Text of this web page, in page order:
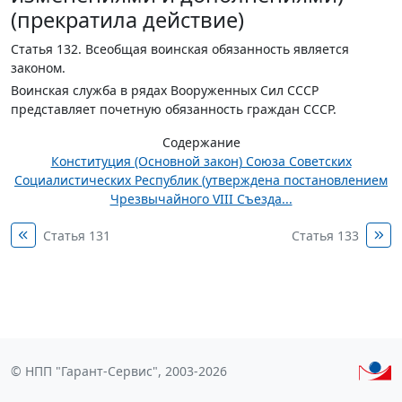
(прекратила действие)
Статья 132. Всеобщая воинская обязанность является
законом.
Воинская служба в рядах Вооруженных Сил СССР
представляет почетную обязанность граждан СССР.
Содержание
Конституция (Основной закон) Союза Советских
Социалистических Республик (утверждена постановлением
Чрезвычайного VIII Съезда...
Статья 131 Статья 133
© НПП "Гарант-Сервис", 2003-2026